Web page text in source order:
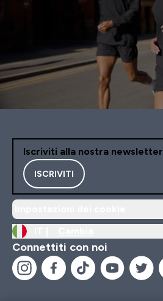
Iscriviti alla nostra newsletter
ISCRIVITI
Connettiti con noi